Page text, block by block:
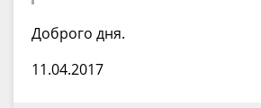
Доброго дня.
11.04.2017